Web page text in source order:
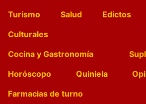
Turismo
Salud Edictos
Culturales
Cocina y Gastronomía
Horóscopo
Quiniela
Farmacias de turno